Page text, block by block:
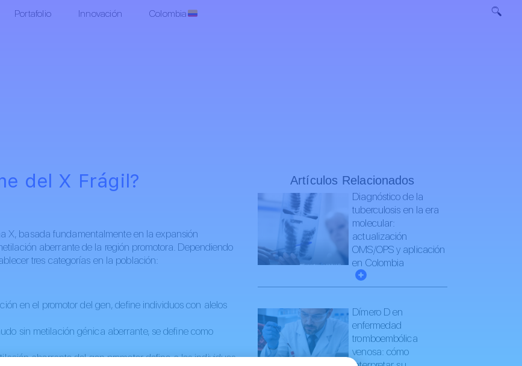
Portafolio Innovación Colombia
del X Frágil?
X, basada fundamentalmente en la expansión
aberrante de la región promotora. Dependiendo
tres categorías en la población:
en el promotor del gen, define individuos con alelos
sin metilación génica aberrante, se define como
aberrante del gen promotor define a los individuos
Artículos Relacionados
Diagnóstico de la
tuberculosis en la era
molecular:
actualización
OMS/OPS y aplicación
en Colombia
Dímero D en
enfermedad
tromboembólica
venosa: cómo